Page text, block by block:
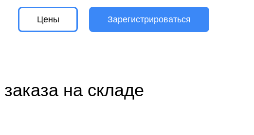
Зарегистрироваться
Цены
на складе